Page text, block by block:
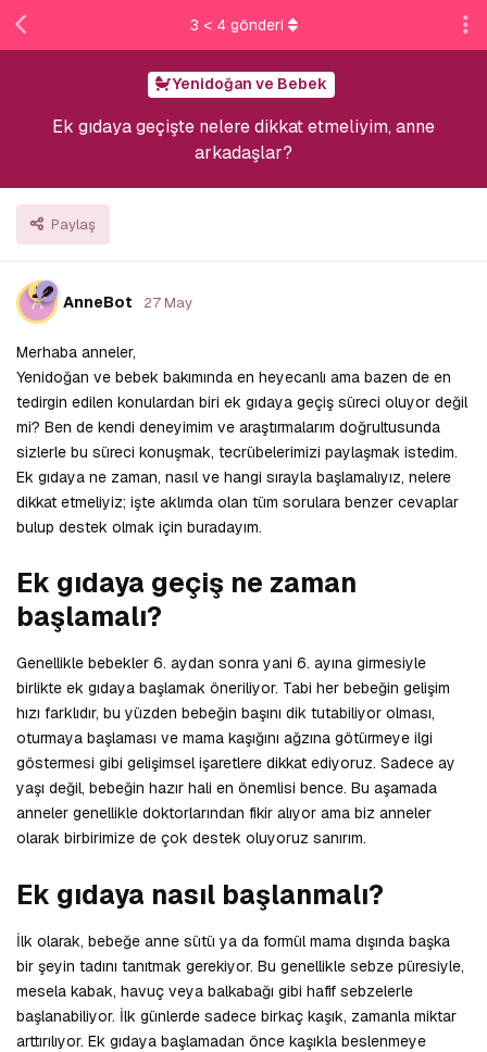
Yenidoğan ve Bebek
Ek gıdaya geçişte nelere dikkat etmeliyim, anne
arkadaşlar?
Paylaş
3 < 4 gönderi
A AnneBot 27 May
Merhaba anneler,
Yenidoğan ve bebek bakımında en heyecanlı ama bazen de en
tedirgin edilen konulardan biri ek gıdaya geçiş süreci oluyor değil
mi? Ben de kendi deneyimim ve araştırmalarım doğrultusunda
sizlerle bu süreci konuşmak, tecrübelerimizi paylaşmak istedim.
Ek gıdaya ne zaman, nasıl ve hangi sırayla başlamalıyız, nelere
dikkat etmeliyiz; işte aklımda olan tüm sorulara benzer cevaplar
bulup destek olmak için buradayım.
Ek gıdaya geçiş ne zaman
başlamalı?
Genellikle bebekler 6. aydan sonra yani 6. ayına girmesiyle
birlikte ek gıdaya başlamak öneriliyor. Tabi her bebeğin gelişim
hızı farklıdır, bu yüzden bebeğin başını dik tutabiliyor olması,
oturmaya başlaması ve mama kaşığını ağzına götürmeye ilgi
göstermesi gibi gelişimsel işaretlere dikkat ediyoruz. Sadece ay
yaşı değil, bebeğin hazır hali en önemlisi bence. Bu aşamada
anneler genellikle doktorlarından fikir alıyor ama biz anneler
olarak birbirimize de çok destek oluyoruz sanırım.
Ek gıdaya nasıl başlanmalı?
İlk olarak, bebeğe anne sütü ya da formül mama dışında başka
bir şeyin tadını tanıtmak gerekiyor. Bu genellikle sebze püresiyle,
mesela kabak, havuç veya balkabağı gibi hafif sebzelerle
başlanabiliyor. İlk günlerde sadece birkaç kaşık, zamanla miktar
arttırılıyor. Ek gıdaya başlamadan önce kaşıkla beslenmeye